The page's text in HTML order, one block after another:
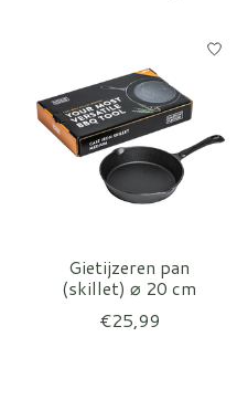
Items van productcarrousel
Gietijzeren pan
(skillet) ⌀ 20 cm
€25,99